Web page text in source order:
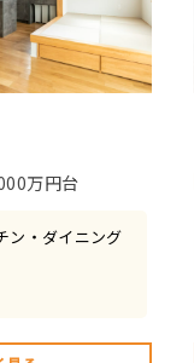
万円台
ン・ダイニング